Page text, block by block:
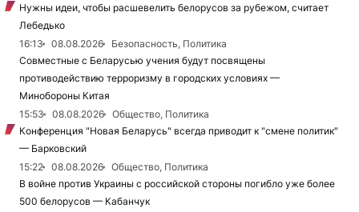
Нужны идеи, чтобы расшевелить белорусов за рубежом, считает
Лебедько
16:13
08.08.2026
Безопасность, Политика
Совместные с Беларусью учения будут посвящены
противодействию терроризму в городских условиях —
Минобороны Китая
15:53
08.08.2026
Общество, Политика
Конференция "Новая Беларусь" всегда приводит к "смене политик"
— Барковский
15:22
08.08.2026
Общество, Политика
В войне против Украины с российской стороны погибло уже более
500 белорусов — Кабанчук